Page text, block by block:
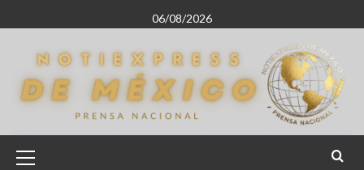
06/08/2026